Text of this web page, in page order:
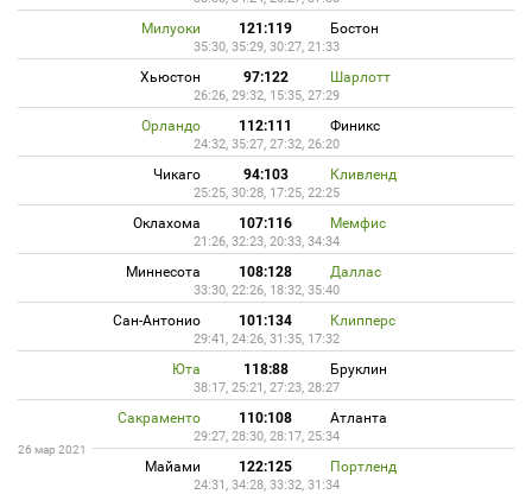
Милуоки 121:119 Бостон
35:30, 35:29, 30:27, 21:33
Хьюстон 97:122 Шарлотт
26:26, 29:32, 15:35, 27:29
Орландо 112:111 Финикс
24:32, 35:27, 27:32, 26:20
Чикаго 94:103 Кливленд
25:25, 30:28, 17:25, 22:25
Оклахома 107:116 Мемфис
21:26, 32:23, 20:33, 34:34
Миннесота 108:128 Даллас
33:30, 22:26, 18:32, 35:40
Сан-Антонио 101:134 Клипперс
29:41, 24:26, 31:35, 17:32
Юта 118:88 Бруклин
38:17, 25:21, 27:23, 28:27
Сакраменто 110:108 Атланта
29:27, 28:30, 28:17, 25:34
26 мар 2021
Майами 122:125 Портленд
24:31, 34:28, 33:32, 31:34